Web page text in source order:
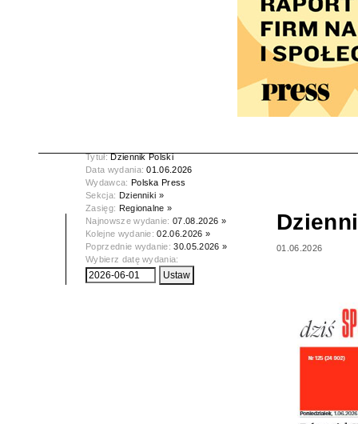
Tytuł:Dziennik Polski
Data wydania:01.06.2026
Wydawca: Polska Press
Sekcja: Dzienniki »
Zasięg: Regionalne »
Najnowsze wydanie:07.08.2026 »
Kolejne wydanie:02.06.2026 »
Poprzednie wydanie:30.05.2026 »
Wybierz datę wydania:
01.06.2026